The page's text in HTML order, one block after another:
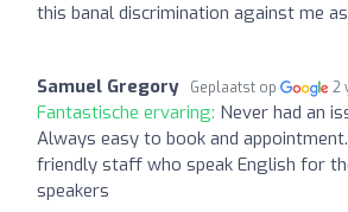
this banal discrimination against me
Samuel Gregory Geplaatst op 2
Fantastische ervaring: Never had an
Always easy to book and
friendly staff who speak English for
speakers